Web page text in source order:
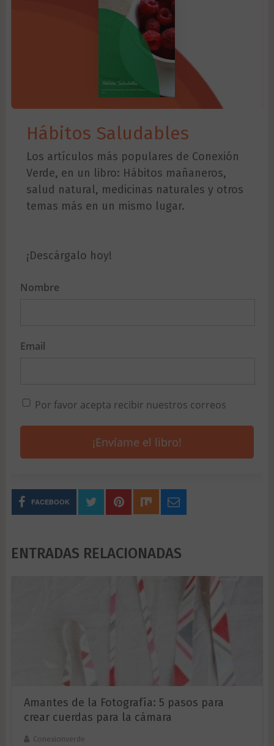
Hábitos Saludables
Los artículos más populares de Conexión
Verde, en un libro: Hábitos mañaneros,
salud natural, medicinas naturales y otros
temas más en un mismo lugar.
¡Descárgalo hoy!
Nombre
Email
Por favor acepta recibir nuestros correos
¡Envíame el libro!
FACEBOOK
ENTRADAS RELACIONADAS
Amantes de la Fotografía: 5 pasos para
crear cuerdas para la cámara
Conexionverde